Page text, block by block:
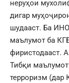
неруҳои
дигар
шудааст. Ба
маълумот ба
фиристодааст.
Тибқи
терроризм